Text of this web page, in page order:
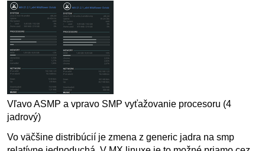
Vľavo ASMP a vpravo SMP vyťažovanie procesoru (4
jadrový)
Vo väčšine distribúcií je zmena z generic jadra na smp